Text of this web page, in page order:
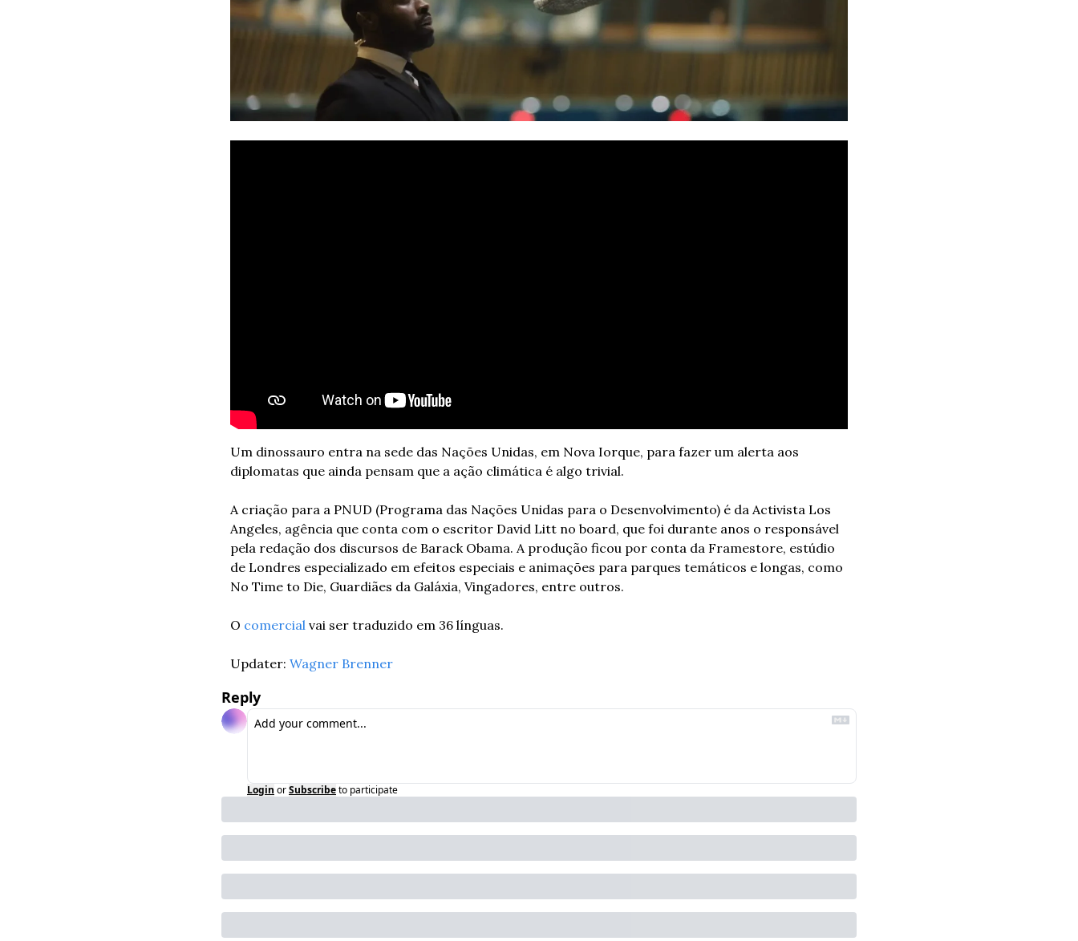
Um dinossauro entra na sede das Nações Unidas, em Nova Iorque, para fazer um alerta aos
diplomatas que ainda pensam que a ação climática é algo trivial.
A criação para a PNUD (Programa das Nações Unidas para o Desenvolvimento) é da Activista Los
Angeles, agência que conta com o escritor David Litt no board, que foi durante anos o responsável
pela redação dos discursos de Barack Obama. A produção ficou por conta da Framestore, estúdio
de Londres especializado em efeitos especiais e animações para parques temáticos e longas, como
No Time to Die, Guardiães da Galáxia, Vingadores, entre outros.
O comercial vai ser traduzido em 36 línguas.
Updater: Wagner Brenner
Reply
Login orSubscribeto participate